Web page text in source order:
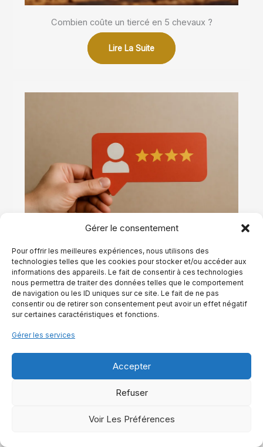
Gérer le consentement
Pour offrir les meilleures expériences, nous utilisons des
technologies telles que les cookies pour stocker et/ou accéder aux
informations des appareils. Le fait de consentir à ces technologies
nous permettra de traiter des données telles que le comportement
de navigation ou les ID uniques sur ce site. Le fait de ne pas
consentir ou de retirer son consentement peut avoir un effet négatif
sur certaines caractéristiques et fonctions.
Gérer les services
Accepter
Refuser
Voir Les Préférences
Combien coûte un tiercé en 5 chevaux ?
Lire La Suite
Avis sur equinest.fr, découvrez si ce site est vraiment
fiable !
Lire La Suite